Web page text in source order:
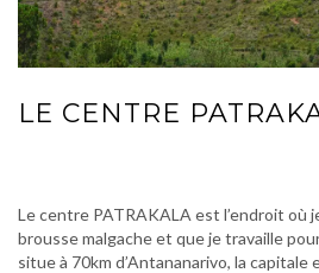
LE CENTRE
Le centre PATRAKALA est l’endroit où
brousse malgache et que je travaille
situe à 70km d’Antananarivo, la